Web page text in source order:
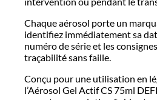
Chaque aérosol porte un
identifiez immédiatement sa
numéro de série et les
traçabilité sans faille.
Conçu pour une utilisation en
l’Aérosol Gel Actif CS 75ml